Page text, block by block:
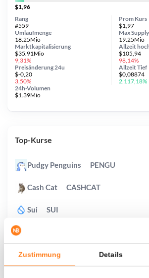
Zustimmung Details
$1,96
Prom Kurs
$1,97
Umlaufmenge
18.25Mio
Preisänderung 24u
$-0,20
3,50%
Max Supply
19.25Mio
Marktkapitalisierung
$35.91Mio
9,31%
24h-Volumen
$1.39Mio
Rang
#559
Allzeit
$105,94
98,14%
AllzeitTief
$0,08874
2.117,18%
Top-Kurse
Pudgy Penguins PENGU
Cash Cat CASHCAT
Sui SUI
Canton